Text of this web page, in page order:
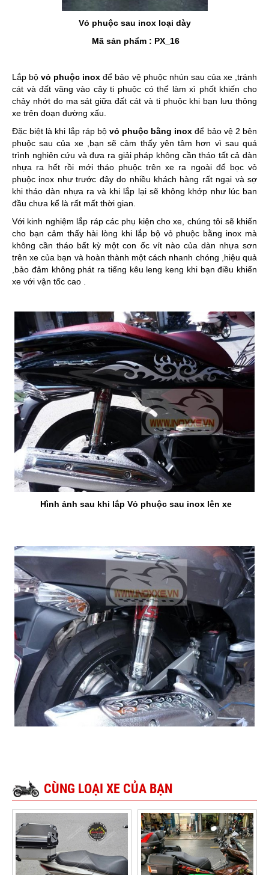
Vỏ phuộc sau inox loại dày
Mã sản phẩm : PX_16
Lắp bộvỏ phuộc inox để bảo vệ phuộc nhún sau của xe ,tránh
cát và đất văng vào cây ti phuộc có thể làm xì phốt khiến cho
chảy nhớt do ma sát giữa đất cát và ti phuộc khi bạn lưu thông
xe trên đoạn đường xấu.
Đặc biệt là khi lắp ráp bộ vỏ phuộc bằng inox để bảo vệ 2 bên
phuộc sau của xe ,bạn sẽ cảm thấy yên tâm hơn vì sau quá
trình nghiên cứu và đưa ra giải pháp không cần tháo tất cả dàn
nhựa ra hết rồi mới tháo phuộc trên xe ra ngoài để bọc vỏ
phuộc inox như trước đây do nhiều khách hàng rất ngại và sợ
khi tháo dàn nhựa ra và khi lắp lại sẽ không khớp như lúc ban
đầu chưa kể là rất mất thời gian.
Với kinh nghiệm lắp ráp các phụ kiện cho xe, chúng tôi sẽ khiến
cho bạn cảm thấy hài lòng khi lắp bộ vỏ phuộc bằng inox mà
không cần tháo bất kỳ một con ốc vít nào của dàn nhựa sơn
trên xe của bạn và hoàn thành một cách nhanh chóng ,hiệu quả
,bảo đảm không phát ra tiếng kêu leng keng khi bạn điều khiển
xe với vận tốc cao .
Hình ảnh sau khi lắp Vỏ phuộc sau inox lên xe
CÙNG LOẠI XE CỦA BẠN